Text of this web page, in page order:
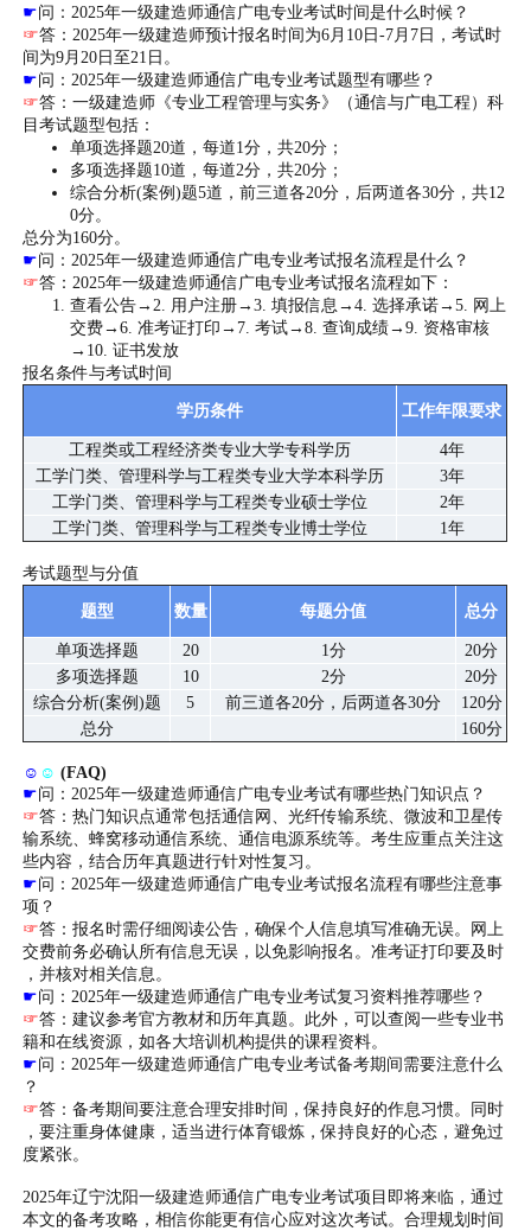
☛问：2025年一级建造师通信广电专业考试时间是什么时候？
☞答：2025年一级建造师预计报名时间为6月10日-7月7日，考试时
间为9月20日至21日。
☛问：2025年一级建造师通信广电专业考试题型有哪些？
☞答：一级建造师《专业工程管理与实务》（通信与广电工程）科
目考试题型包括：
单项选择题20道，每道1分，共20分；
多项选择题10道，每道2分，共20分；
综合分析(案例)题5道，前三道各20分，后两道各30分，共12
0分。
总分为160分。
☛问：2025年一级建造师通信广电专业考试报名流程是什么？
☞答：2025年一级建造师通信广电专业考试报名流程如下：
查看公告→2. 用户注册→3. 填报信息→4. 选择承诺→5. 网上
交费→6. 准考证打印→7. 考试→8. 查询成绩→9. 资格审核
→10. 证书发放
报名条件与考试时间
学历条件
工作年限要求
工程类或工程经济类专业大学专科学历
4年
工学门类、管理科学与工程类专业大学本科学历
3年
工学门类、管理科学与工程类专业硕士学位
2年
工学门类、管理科学与工程类专业博士学位
1年
考试题型与分值
题型
数量 每题分值 总分
单项选择题 20 1分
20分
多项选择题
10 2分
20分
综合分析(案例)题
5 前三道各20分，后两道各30分
120分
总分
160分
☺ ☺ (FAQ)
☛问：2025年一级建造师通信广电专业考试有哪些热门知识点？
☞答：热门知识点通常包括通信网、光纤传输系统、微波和卫星传
输系统、蜂窝移动通信系统、通信电源系统等。考生应重点关注这
些内容，结合历年真题进行针对性复习。
☛问：2025年一级建造师通信广电专业考试报名流程有哪些注意事
项？
☞答：报名时需仔细阅读公告，确保个人信息填写准确无误。网上
交费前务必确认所有信息无误，以免影响报名。准考证打印要及时
，并核对相关信息。
☛问：2025年一级建造师通信广电专业考试复习资料推荐哪些？
☞答：建议参考官方教材和历年真题。此外，可以查阅一些专业书
籍和在线资源，如各大培训机构提供的课程资料。
☛问：2025年一级建造师通信广电专业考试备考期间需要注意什么
？
☞答：备考期间要注意合理安排时间，保持良好的作息习惯。同时
，要注重身体健康，适当进行体育锻炼，保持良好的心态，避免过
度紧张。
2025年辽宁沈阳一级建造师通信广电专业考试项目即将来临，通过
本文的备考攻略，相信你能更有信心应对这次考试。合理规划时间